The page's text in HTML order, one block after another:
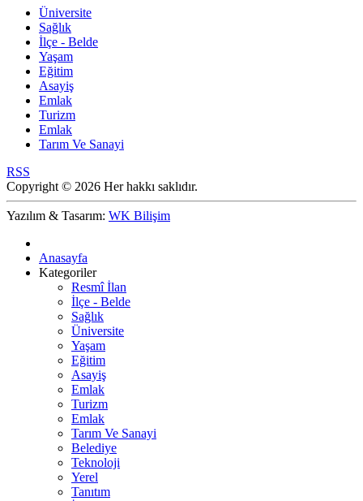
Üniversite
Sağlık
İlçe - Belde
Yaşam
Eğitim
Asayiş
Emlak
Turizm
Emlak
Tarım Ve Sanayi
RSS
Copyright © 2026 Her hakkı saklıdır.
Yazılım & Tasarım: WK Bilişim
Anasayfa
Kategoriler
Resmî İlan
İlçe - Belde
Sağlık
Üniversite
Yaşam
Eğitim
Asayiş
Emlak
Turizm
Emlak
Tarım Ve Sanayi
Belediye
Teknoloji
Yerel
Tanıtım